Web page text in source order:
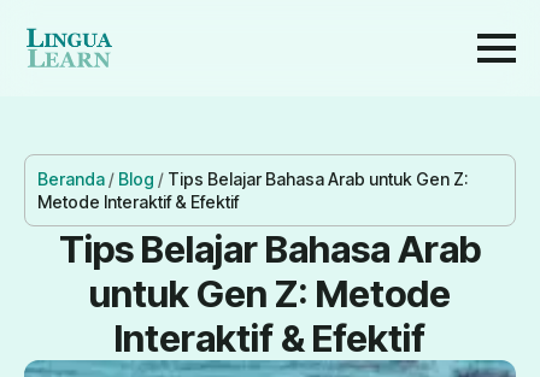
Beranda / Blog / Tips Belajar Bahasa Arab untuk Gen Z:
Metode Interaktif & Efektif
Tips Belajar Bahasa Arab
untuk Gen Z: Metode
Interaktif & Efektif